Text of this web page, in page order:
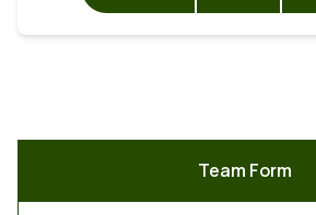
Team Form